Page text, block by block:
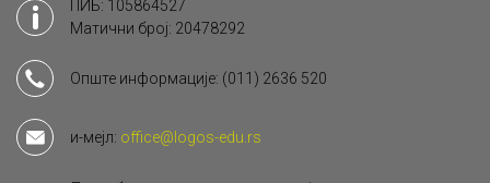
ПИБ: 105864527
Матични број: 20478292
Опште информације: (011) 2636 520
и-мејл: office@logos-edu.rs